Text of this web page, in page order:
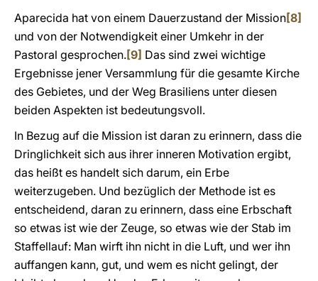
Aparecida hat von einem Dauerzustand der Mission[8]
und von der Notwendigkeit einer Umkehr in der
Pastoral gesprochen.[9] Das sind zwei wichtige
Ergebnisse jener Versammlung für die gesamte Kirche
des Gebietes, und der Weg Brasiliens unter diesen
beiden Aspekten ist bedeutungsvoll.
In Bezug auf die Mission ist daran zu erinnern, dass die
Dringlichkeit sich aus ihrer inneren Motivation ergibt,
das heißt es handelt sich darum, ein Erbe
weiterzugeben. Und bezüglich der Methode ist es
entscheidend, daran zu erinnern, dass eine Erbschaft
so etwas ist wie der Zeuge, so etwas wie der Stab im
Staffellauf: Man wirft ihn nicht in die Luft, und wer ihn
auffangen kann, gut, und wem es nicht gelingt, der